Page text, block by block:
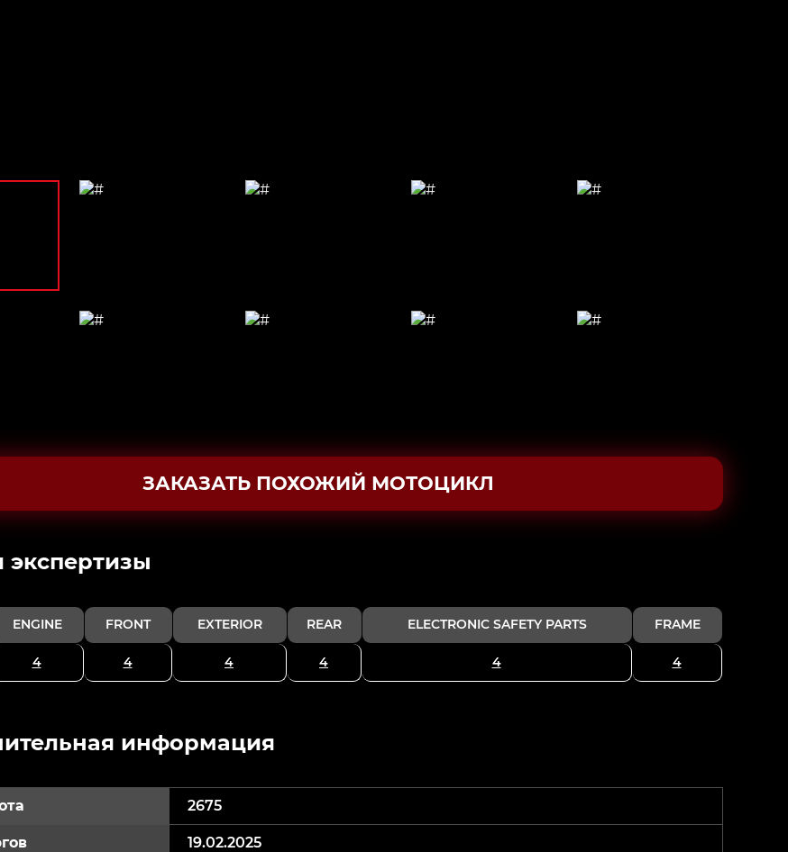
ЗАКАЗАТЬ ПОХОЖИЙ МОТОЦИКЛ
экспертизы
ENGINE FRONT EXTERIOR REAR ELECTRONIC SAFETY PARTS FRAME
4 4 4 4 4 4
информация
2675
19.02.2025